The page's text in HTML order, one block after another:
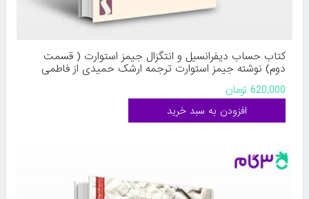
کتاب حساب دیفرانسیل و انتگزال جیمز استوارت ( قسمت
دوم) نوشته جیمز استوارت ترجمه ارشک حمیدی از فاطمی
620,000 تومان